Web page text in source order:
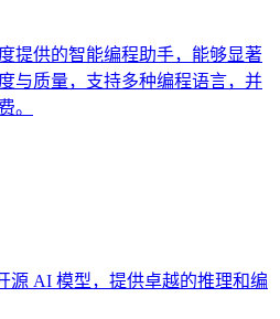
提供的智能编程助手，能够显著
与质量，支持多种编程语言，并
。
源 AI 模型，提供卓越的推理和编